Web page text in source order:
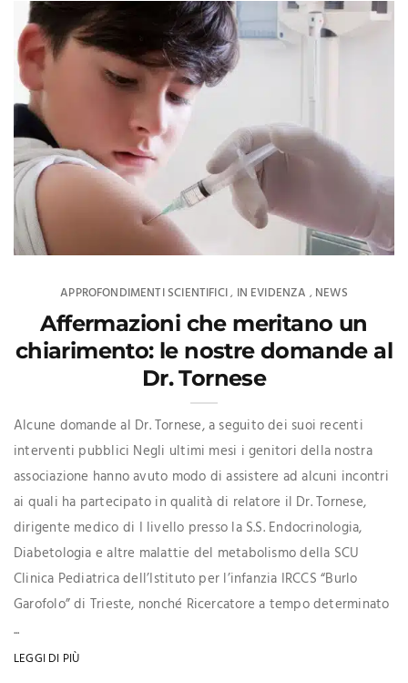
APPROFONDIMENTI SCIENTIFICI, IN EVIDENZA , NEWS
Affermazioni che meritano un
chiarimento: le nostre domande al
Dr. Tornese
Alcune domande al Dr. Tornese, a seguito dei suoi recenti
interventi pubblici Negli ultimi mesi i genitori della nostra
associazione hanno avuto modo di assistere ad alcuni incontri
ai quali ha partecipato in qualità di relatore il Dr. Tornese,
dirigente medico di I livello presso la S.S. Endocrinologia,
Diabetologia e altre malattie del metabolismo della SCU
Clinica Pediatrica dell’Istituto per l’infanzia IRCCS “Burlo
Garofolo” di Trieste, nonché Ricercatore a tempo determinato
...
LEGGI DI PIÙ